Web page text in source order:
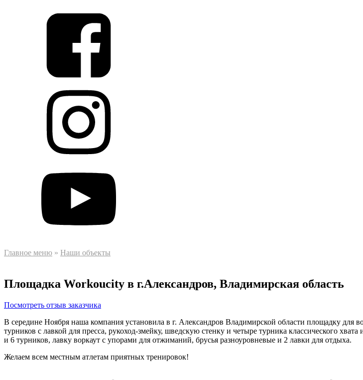
Главное меню » Наши объекты
Площадка Workoucity в г.Александров, Владимирская область
Посмотреть отзыв заказчика
В середине Ноября наша компания установила в г. Александров Владимирской области площадку для
турников с лавкой для пресса, рукоход-змейку, шведскую стенку и четыре турника классического
и 6 турников, лавку воркаут с упорами для отжиманий, брусья разноуровневые и 2 лавки для отдыха.
Желаем всем местным атлетам приятных тренировок!